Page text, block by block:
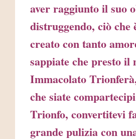
aver raggiunto il suo
distruggendo, ciò che
creato con tanto
sappiate che presto il
Immacolato
che siate
Trionfo, convertitevi
grande pulizia con